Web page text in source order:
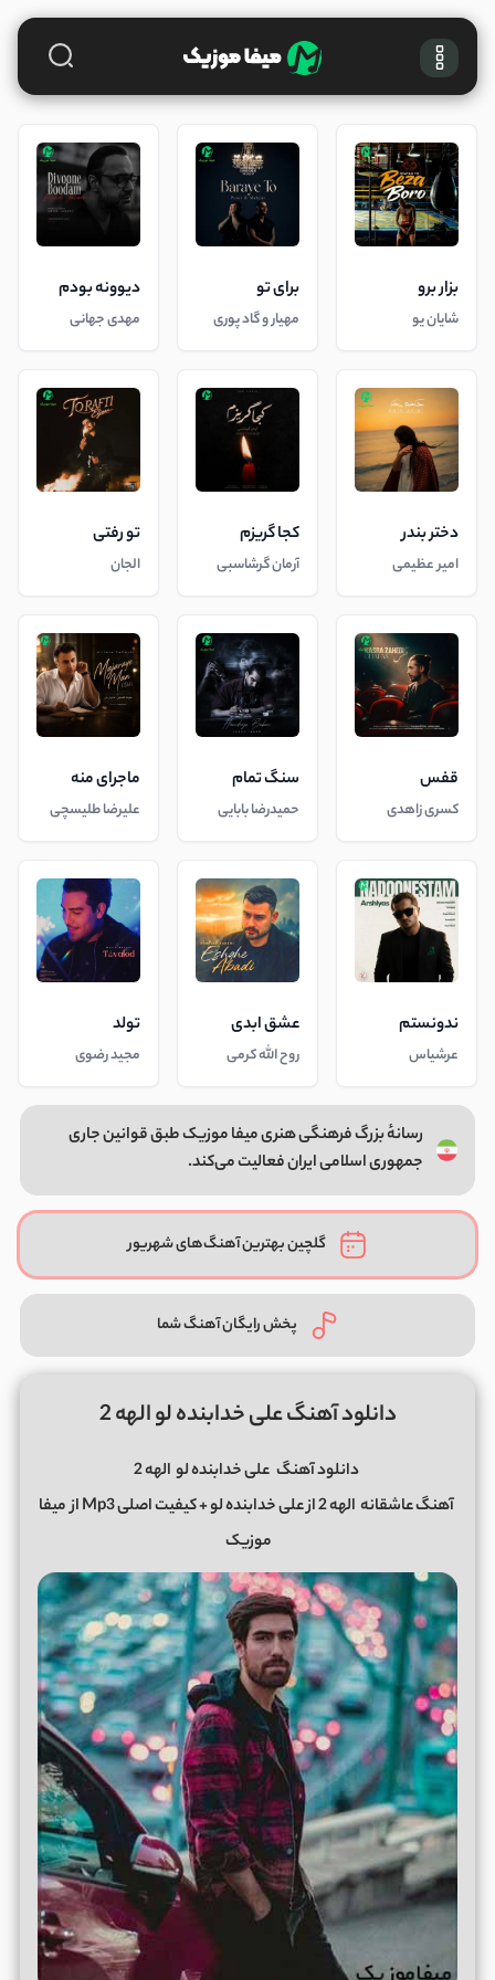
بزار برو
شایان یو
برای تو
مهیار و گاد پوری
دیوونه بودم
مهدی جهانی
دختر بندر
امیر عظیمی
کجا گریزم
آرمان گرشاسبی
تو رفتی
الجان
قفس
کسری زاهدی
سنگ تمام
حمیدرضا بابایی
ماجرای منه
علیرضا طلیسچی
ندونستم
عرشیاس
عشق ابدی
روح الله کرمی
تولد
مجید رضوی
رسانهٔ بزرگ فرهنگی هنری میفا موزیک طبق قوانین جاری
جمهوری اسلامی ایران فعالیت می‌کند.
گلچین بهترین آهنگ‌های شهریور
پخش رایگان آهنگ شما
دانلود آهنگ علی خدابنده‌ لو الهه 2
دانلود آهنگ علی خدابنده‌ لو الهه 2
آهنگ عاشقانه الهه 2 ازعلی خدابنده‌ لو+ کیفیت اصلی Mp3 از
میفا
موزیک